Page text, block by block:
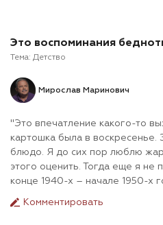
Это воспоминания
Тема: Детство
Мирослав Маринович
"Это впечатление какого-то
картошка была в воскресенье.
блюдо. Я до сих пор люблю
этого оценить. Тогда еще я не
конце 1940-х – начале 1950-х
Комментировать